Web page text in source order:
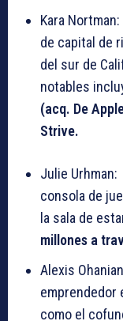
Kara
de capital de
del sur de
notables
(acq. De
Strive.
Julie Urhman:
consola de
la sala de
millones a
Alexis
emprendedor
como el